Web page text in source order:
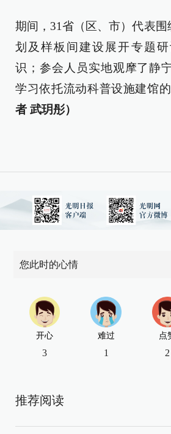
期间，31省（区、市）代表围
划及样板间建设展开专题
识；参会人员实地观摩了静
学习依托流动科普设施建馆
者 武玥彤）
您此时的心情
开心
3
难过
1
点
2
推荐阅读